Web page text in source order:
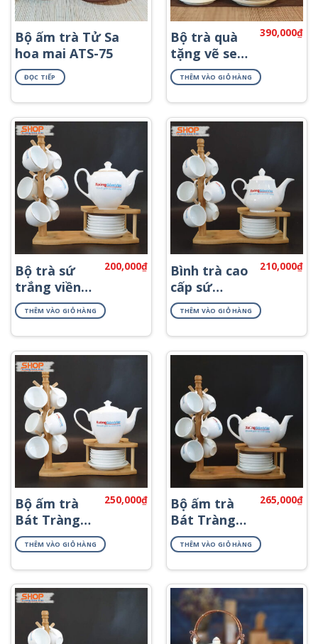
Bộ ấm trà Tử Sa
hoa mai ATS-75
ĐỌC TIẾP
Bộ trà quà
tặng vẽ sen
và lá ATV-11
390,000₫
THÊM VÀO GIỎ HÀNG
Bộ trà sứ
trắng viền
kim đẹp giá
rẻ ATK-58
200,000₫
THÊM VÀO GIỎ HÀNG
Bình trà cao
cấp sứ
trắng Bát
Tràng AT-55
210,000₫
THÊM VÀO GIỎ HÀNG
Bộ ấm trà
Bát Tràng
in logo đẹp
AT-61
250,000₫
THÊM VÀO GIỎ HÀNG
Bộ ấm trà
Bát Tràng
sứ trắng
cao cấp AT-
57
265,000₫
THÊM VÀO GIỎ HÀNG